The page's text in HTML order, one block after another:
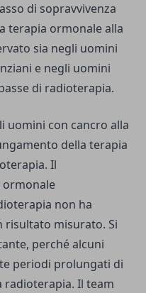
di sopravvivenza
terapia ormonale alla
sia negli uomini
e negli uomini
di radioterapia.
uomini con cancro alla
della terapia
Il
non ha
risultato misurato. Si
perché alcuni
periodi prolungati di
Il team